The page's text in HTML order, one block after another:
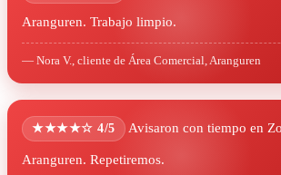
Aranguren. Trabajo limpio.
— Nora V., cliente de Área Comercial, Aranguren
★★★★☆ 4/5 Avisaron con tiempo en
Aranguren. Repetiremos.